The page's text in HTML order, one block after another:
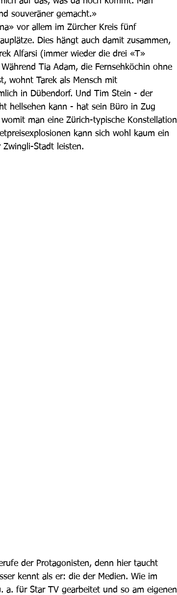
souveräner gemacht.»
vor allem im Zürcher Kreis fünf
Dies hängt auch damit zusammen,
Alfarsi (immer wieder die drei «T»
Tia Adam, die Fernsehköchin ohne
wohnt Tarek als Mensch mit
in Dübendorf. Und Tim Stein - der
hellsehen kann - hat sein Büro in Zug
man eine Zürich-typische Konstellation
kann sich wohl kaum ein
Stadt leisten.
der Protagonisten, denn hier taucht
kennt als er: die der Medien. Wie im
a. für Star TV gearbeitet und so am eigenen